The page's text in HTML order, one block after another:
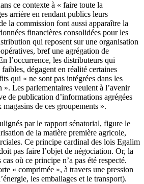
ce contexte à « faire toute la
arrière en rendant publics leurs
la commission font aussi apparaître la
financières consolidées pour les
qui reposent sur une organisation
bref une agrégation de
l’occurrence, les distributeurs qui
dégagent en réalité certaines
qui « ne sont pas intégrées dans les
Les parlementaires veulent à l’avenir
de publication d’informations agrégées
de ces groupements ».
par le rapport sénatorial, figure le
de la matière première agricole,
Ce principe cardinal des lois Egalim
pas faire l’objet de négociation. Or, la
où ce principe n’a pas été respecté.
« comprimée », à travers une pression
les emballages et le transport).